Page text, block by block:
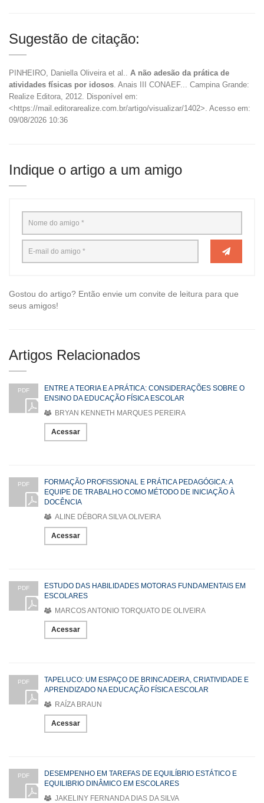
Sugestão de citação:
PINHEIRO, Daniella Oliveira et al.. A não adesão da prática de
atividades físicas por idosos . Anais III CONAEF... Campina Grande:
Realize Editora, 2012. Disponível em:
<https://mail.editorarealize.com.br/artigo/visualizar/1402>. Acesso em:
09/08/2026 10:36
Indique o artigo a um amigo
Gostou do artigo? Então envie um convite de leitura para que
seus amigos!
Artigos Relacionados
PDF
ENTRE A TEORIA E A PRÁTICA: CONSIDERAÇÕES SOBRE O
ENSINO DA EDUCAÇÃO FÍSICA ESCOLAR
BRYAN KENNETH MARQUES PEREIRA
Acessar
PDF
FORMAÇÃO PROFISSIONAL E PRÁTICA PEDAGÓGICA: A
EQUIPE DE TRABALHO COMO MÉTODO DE INICIAÇÃO À
DOCÊNCIA
ALINE DÉBORA SILVA OLIVEIRA
Acessar
PDF
ESTUDO DAS HABILIDADES MOTORAS FUNDAMENTAIS EM
ESCOLARES
MARCOS ANTONIO TORQUATO DE OLIVEIRA
Acessar
PDF
TAPELUCO: UM ESPAÇO DE BRINCADEIRA, CRIATIVIDADE E
APRENDIZADO NA EDUCAÇÃO FÍSICA ESCOLAR
RAÍZA BRAUN
Acessar
PDF
DESEMPENHO EM TAREFAS DE EQUILÍBRIO ESTÁTICO E
EQUILIBRIO DINÂMICO EM ESCOLARES
JAKELINY FERNANDA DIAS DA SILVA